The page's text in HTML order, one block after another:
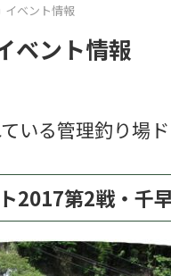
イベント情報
ベント情報
いる管理釣り場
2017第2戦・千